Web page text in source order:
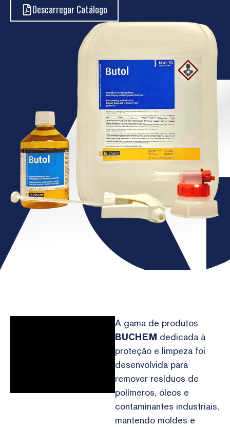
Descarregar Catálogo
A gama de produtos
BUCHEM dedicada à
proteção e limpeza foi
desenvolvida para
remover resíduos de
polímeros, óleos e
contaminantes industriais,
mantendo moldes e